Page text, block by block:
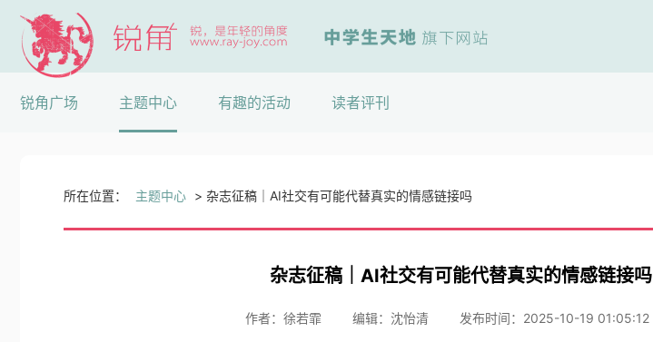
锐角广场 主题中心 有趣的活动 读者评刊
所在位置： 主题中心 > 杂志征稿｜AI社交有可能代替真实的情感链接吗
杂志征稿｜AI社交有可能代替真实的情感链接吗
作者：徐若霏 编辑：沈怡清 发布时间：2025-10-19 01:05:12